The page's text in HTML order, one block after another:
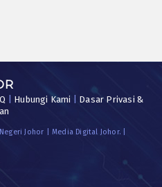
Hubungi Kami
Dasar Privasi &
Johor | Media Digital Johor. |